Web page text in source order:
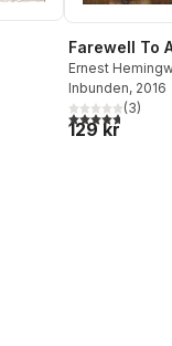
Farewell To
Ernest
Inbunden, 2016
4,7utav 5(3)
129 kr